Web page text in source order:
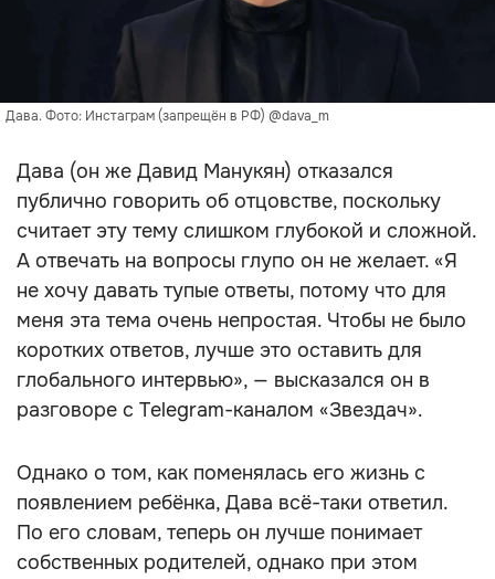
Дава. Фото: Инстаграм (запрещён в РФ) @dava_m
Дава (он же Давид Манукян) отказался
публично говорить об отцовстве, поскольку
считает эту тему слишком глубокой и сложной.
А отвечать на вопросы глупо он не желает. «Я
не хочу давать тупые ответы, потому что для
меня эта тема очень непростая. Чтобы не было
коротких ответов, лучше это оставить для
глобального интервью», — высказался он в
разговоре с Telegram-каналом «Звездач».
Однако о том, как поменялась его жизнь с
появлением ребёнка, Дава всё-таки ответил.
По его словам, теперь он лучше понимает
собственных родителей, однако при этом